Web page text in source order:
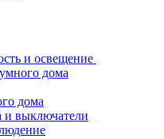
и освещение
дома
дома
и выключатели